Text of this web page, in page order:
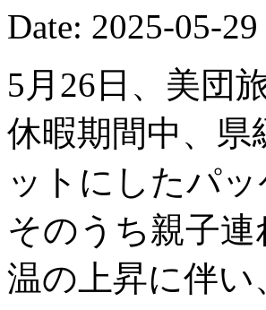
Date: 2025-05-29
5月26日、美団
休暇期間中、
ットにしたパ
そのうち親子
温の上昇に伴